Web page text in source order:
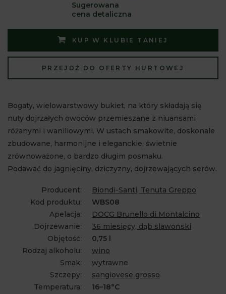
Sugerowana
cena detaliczna
KUP W KLUBIE TANIEJ
PRZEJDŹ DO OFERTY HURTOWEJ
Bogaty, wielowarstwowy bukiet, na który składają się
nuty dojrzałych owoców przemieszane z niuansami
różanymi i waniliowymi. W ustach smakowite, doskonale
zbudowane, harmonijne i eleganckie, świetnie
zrównoważone, o bardzo długim posmaku.
Podawać do jagnięciny, dziczyzny, dojrzewających serów.
Producent:
Biondi-Santi, Tenuta Greppo
Kod produktu:
WBS08
Apelacja:
DOCG Brunello di Montalcino
Dojrzewanie:
36 miesięcy, dąb slawoński
Objętość:
0,75 l
Rodzaj alkoholu:
wino
Smak:
wytrawne
Szczepy:
sangiovese grosso
Temperatura:
16–18°C